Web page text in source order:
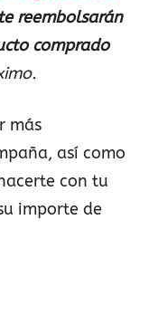
te reembolsarán
comprado
más
así como
con tu
importe de